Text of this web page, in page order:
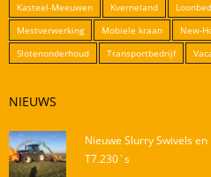
Kasteel-Meeuwen
Kverneland
Mestverwerking
Mobiele kraan New-
Slotenonderhoud
Transportbedrijf
NIEUWS
Nieuwe Slurry Swivels
T7.230`s